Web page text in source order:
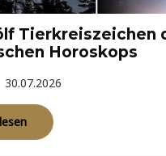
Tierkreiszeichen
Horoskops
30.07.2026